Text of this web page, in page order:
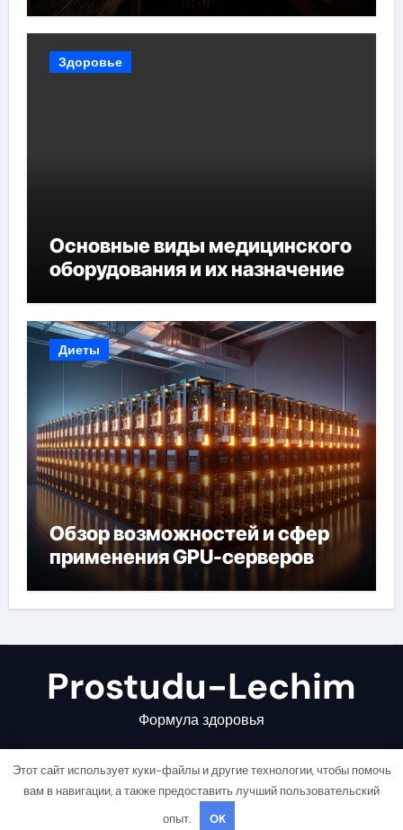
Здоровье
Основные виды медицинского
оборудования и их назначение
Диеты
Обзор возможностей и сфер
применения GPU-серверов
Prostudu-Lechim
Формула здоровья
Copyright © All rights reserved |
Этот сайт использует куки-файлы и другие технологии, чтобы помочь
вам в навигации, а также предоставить лучший пользовательский
опыт.
OK